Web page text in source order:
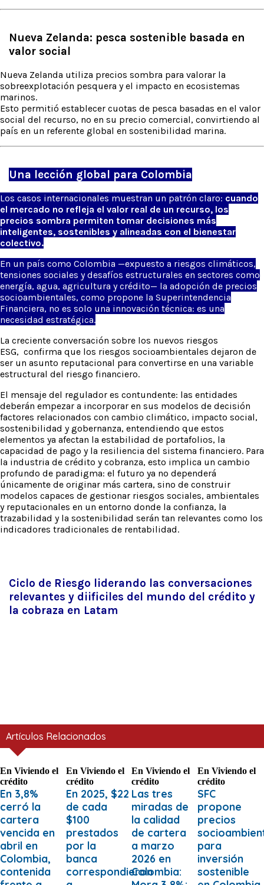
Nueva Zelanda: pesca sostenible basada en
valor social
Nueva Zelanda utiliza precios sombra para valorar la
sobreexplotación pesquera y el impacto en ecosistemas
marinos.
Esto permitió establecer cuotas de pesca basadas en el valor
social del recurso, no en su precio comercial, convirtiendo al
país en un referente global en sostenibilidad marina.
Una lección global para Colombia
Los casos internacionales muestran un patrón claro: cuando
el mercado no refleja el valor real de un recurso, los
precios sombra permiten tomar decisiones más
inteligentes, sostenibles y alineadas con el bienestar
colectivo.
En un país como Colombia —expuesto a riesgos climáticos,
tensiones sociales ydesafíos estructurales en sectores como
energía, agua, agricultura ycrédito— la adopción de precios
socioambientales, como propone la Superintendencia
Financiera, no es solo una innovación técnica: es una
necesidad estratégica.
La creciente conversación sobre los nuevos riesgos
ESG, confirma que los riesgos socioambientales dejaron de
ser un asunto reputacional para convertirse en una variable
estructural del riesgo financiero.
El mensaje del regulador es contundente: las entidades
deberán empezar a incorporar en sus modelos de decisión
factores relacionados con cambio climático, impacto social,
sostenibilidad y gobernanza, entendiendo que estos
elementos ya afectan la estabilidad de portafolios, la
capacidad de pago y la resiliencia del sistema financiero. Para
la industria de crédito y cobranza, esto implica un cambio
profundo de paradigma: el futuro ya no dependerá
únicamente de originar más cartera, sino de construir
modelos capaces de gestionar riesgos sociales, ambientales
y reputacionales en un entorno donde la confianza, la
trazabilidad y la sostenibilidad serán tan relevantes como los
indicadores tradicionales de rentabilidad.
Ciclo de Riesgo liderando las conversaciones
relevantes y diificiles del mundo del crédito y
la cobraza en Latam
Artículos Relacionados
En Viviendo el
crédito
En 3,8%
cerró la
cartera
vencida en
abril en
Colombia,
contenida
En Viviendo el
crédito
En 2025, $22
de cada
$100
prestados
por la
banca
correspondieron
EnViviendo el
crédito
Las tres
miradas de
la calidad
de cartera
a marzo
2026 en
Colombia:
En Viviendo el
crédito
SFC
propone
precios
para
inversión
sostenible